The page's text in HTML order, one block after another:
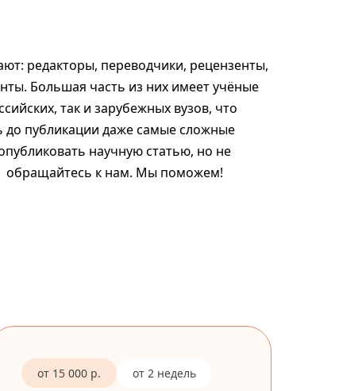
редакторы, переводчики, рецензенты,
Большая часть из них имеет учёные
так и зарубежных вузов, что
до публикации даже самые сложные
научную статью, но не
обращайтесь к нам. Мы поможем!
от 15 000 р. от 2 недель